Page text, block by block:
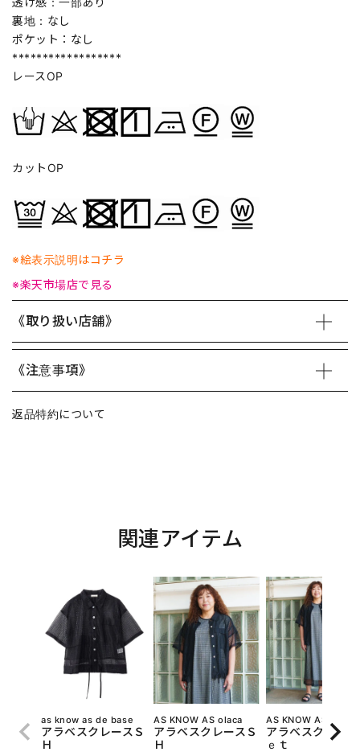
裏地：なし
ポケット：なし
******************
レースOP
カットOP
※絵表示説明はコチラ
※楽天市場店で見る
《取り扱い店舗》
《注意事項》
返品特約について
関連アイテム
as know as de base
アラベスクレースＳ
Ｈ
AS KNOW AS olaca
アラベスクレースＳ
Ｈ
AS KNOW AS olaca
アラベスクレー
ｅｔ